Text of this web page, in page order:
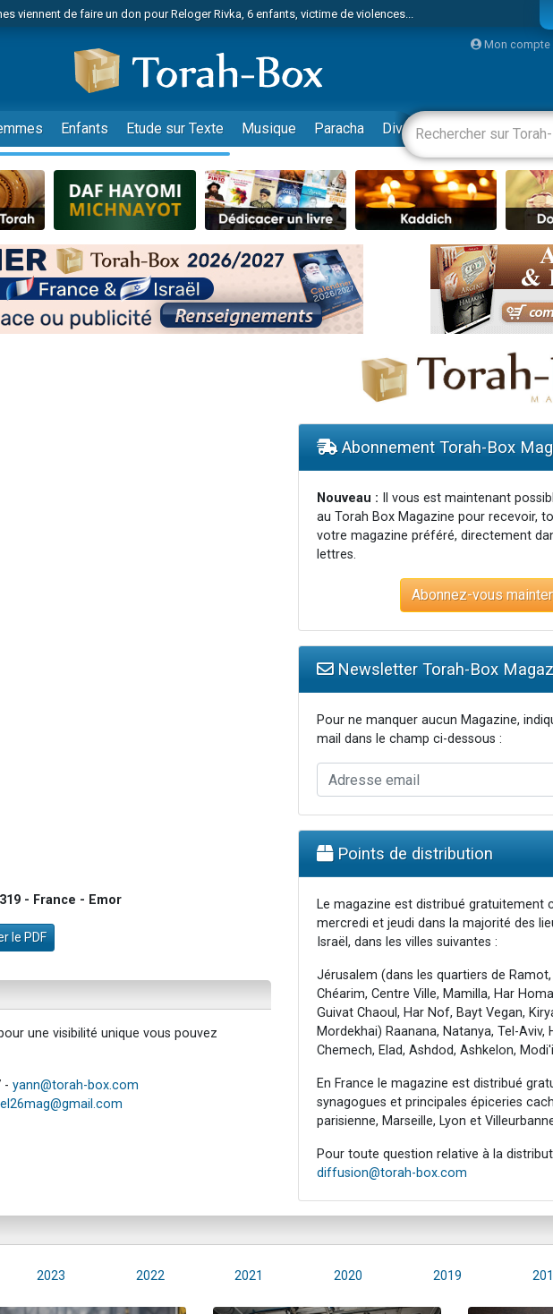
viennent de faire un don pour Reloger Rivka, 6 enfants, victime de violences...
viennent de demander une bénédiction
de nous rejoindre sur WhatsApp
places pour étudier en groupe sur Zoom
viennent de faire un don pour Diane, 80 ans, dans un appartement insalubre
son Maasser
de nous rejoindre sur WhatsApp
de nous rejoindre sur WhatsApp
viennent de faire un don pour 5 jours de vacances aux Orphelins
donner son Maasser
viennent de demander une bénédiction
de nous rejoindre sur WhatsApp
Mon compte
Enfants Etude sur Texte Musique Paracha Divertissements Livres
- France - Emor
le PDF
une visibilité unique vous pouvez
- yann@torah-box.com
Abonnement Torah-Box
Nouveau : Il vous est maintenant
au Torah Box Magazine pour recevoir,
votre magazine préféré, directement
lettres.
Abonnez-vous
Newsletter Torah-Box
Pour ne manquer aucun Magazine,
mail dans le champ ci-dessous :
Points de distribution
Le magazine est distribué gratuitement
mercredi et jeudi dans la majorité des
Israël, dans les villes suivantes :
Jérusalem (dans les quartiers de
Chéarim, Centre Ville, Mamilla, Har
Guivat Chaoul, Har Nof, Bayt Vegan,
Mordekhai) Raanana, Natanya, Tel-Aviv,
Chemech, Elad, Ashdod, Ashkelon,
En France le magazine est distribué
synagogues et principales épiceries
parisienne, Marseille, Lyon et
Pour toute question relative à la
diffusion@torah-box.com
2023 2022 2021 2020 2019